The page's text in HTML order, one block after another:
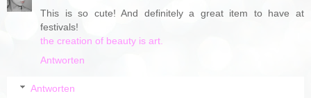
This is so cute! And definitely a great item to have at
festivals!
the creation of beauty is art.
Antworten
Antworten